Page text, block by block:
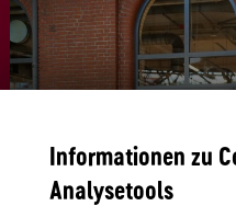
Informationen zu
Analysetools